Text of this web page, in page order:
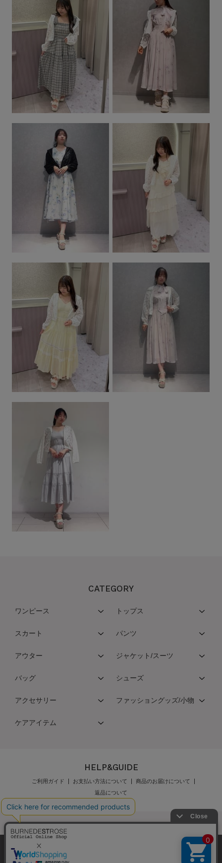
CATEGORY
ワンピース トップス
スカート パンツ
アウター ジャケット/スーツ
バッグ シューズ
アクセサリー ファッショングッズ/小物
ケアアイテム
HELP&GUIDE
ご利用ガイド お支払い方法について
商品のお届けについて
返品について
メンバーズポイントプログラム規約
特定商取引法に基づく表示
弊社はCookieを利用し、Webの利便性向上に努め
ております。「承諾する」をクリックしていただ